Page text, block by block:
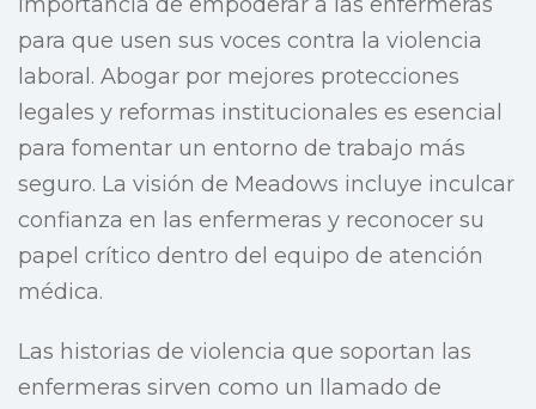
para que usen sus voces contra la violencia
laboral. Abogar por mejores protecciones
legales y reformas institucionales es esencial
para fomentar un entorno de trabajo más
seguro. La visión de Meadows incluye inculcar
confianza en las enfermeras y reconocer su
papel crítico dentro del equipo de atención
médica.
Las historias de violencia que soportan las
enfermeras sirven como un llamado de